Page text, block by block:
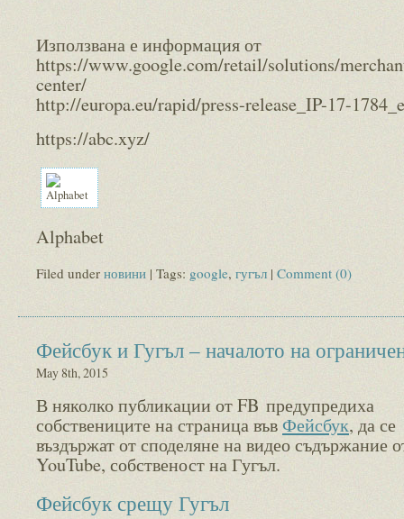
Използвана е информация от
https://www.google.com/retail/solutions/
center/
http://europa.eu/rapid/press-release_IP-17-
https://abc.xyz/
Alphabet
Filed under новини | Tags: google, гугъл | Comment (0)
Фейсбук и Гугъл – началото на
May 8th, 2015
В няколко публикации от FB предупредиха
собствениците на страница въвФейсбук, да се
въздържат от споделяне на видео съдържание
YouTube, собственост на Гугъл.
Фейсбук срещу Гугъл